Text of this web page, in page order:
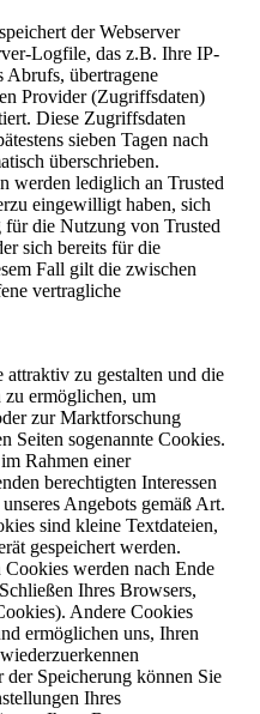
der Webserver
Logfile, das z.B. Ihre IP-
Abrufs, übertragene
Provider (Zugriffsdaten)
Diese Zugriffsdaten
sieben Tagen nach
überschrieben.
werden lediglich an Trusted
eingewilligt haben, sich
für die Nutzung von Trusted
sich bereits für die
Fall gilt die zwischen
vertragliche
attraktiv zu gestalten und die
ermöglichen, um
zur Marktforschung
Seiten sogenannte Cookies.
Rahmen einer
berechtigten Interessen
Angebots gemäß Art.
sind kleine Textdateien,
gespeichert werden.
werden nach Ende
Ihres Browsers,
Andere Cookies
ermöglichen uns, Ihren
Speicherung können Sie
Ihres